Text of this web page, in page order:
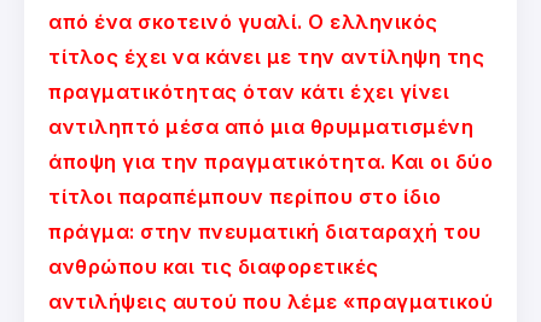
από ένα σκοτεινό γυαλί. Ο ελληνικός
τίτλος έχει να κάνει με την αντίληψη της
πραγματικότητας όταν κάτι έχει γίνει
αντιληπτό μέσα από μια θρυμματισμένη
άποψη για την πραγματικότητα. Και οι δύο
τίτλοι παραπέμπουν περίπου στο ίδιο
πράγμα: στην πνευματική διαταραχή του
ανθρώπου και τις διαφορετικές
αντιλήψεις αυτού που λέμε «πραγματικού